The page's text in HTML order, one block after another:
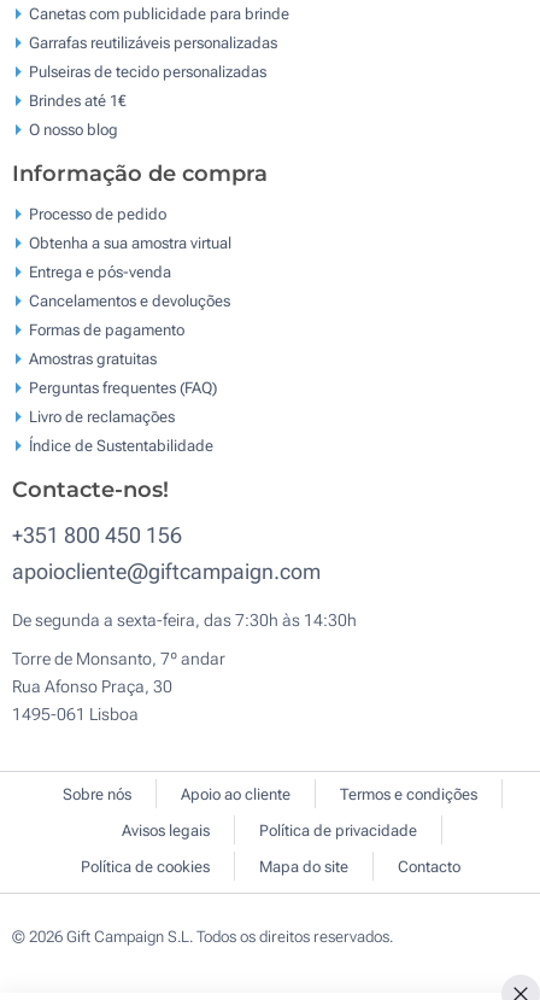
Canetas com publicidade para brinde
Garrafas reutilizáveis personalizadas
Pulseiras de tecido personalizadas
Brindes até 1€
O nosso blog
Informação de compra
Processo de pedido
Obtenha a sua amostra virtual
Entrega e pós-venda
Cancelamentos e devoluções
Formas de pagamento
Amostras gratuitas
Perguntas frequentes (FAQ)
Livro de reclamaçōes
Índice de Sustentabilidade
Contacte-nos!
+351 800 450 156
apoiocliente@giftcampaign.com
De segunda a sexta-feira, das 7:30h às 14:30h
Torre de Monsanto, 7º andar
Rua Afonso Praça, 30
1495-061 Lisboa
Sobre nós Apoio ao cliente
Termos e condições
Avisos legais
Política de privacidade
Política de cookies
Mapa do site Contacto
© 2026 Gift Campaign S.L. Todos os direitos reservados.